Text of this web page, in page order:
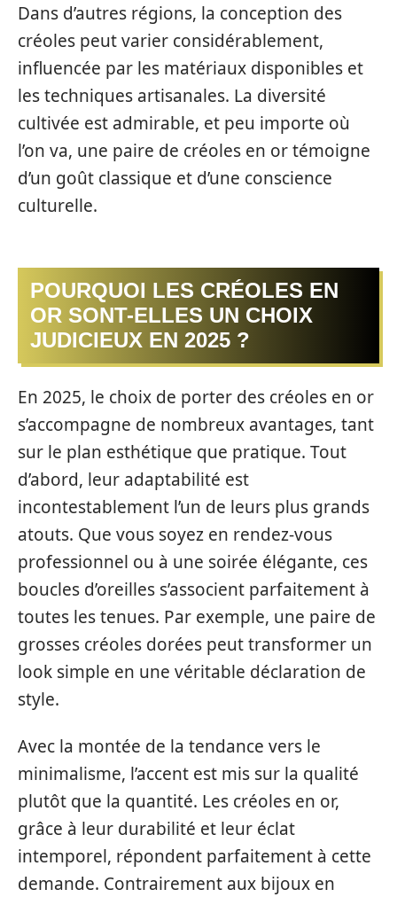
Dans d’autres régions, la conception des
créoles peut varier considérablement,
influencée par les matériaux disponibles et
les techniques artisanales. La diversité
cultivée est admirable, et peu importe où
l’on va, une paire de créoles en or témoigne
d’un goût classique et d’une conscience
culturelle.
POURQUOI LES CRÉOLES EN
OR SONT-ELLES UN CHOIX
JUDICIEUX EN 2025 ?
En 2025, le choix de porter des créoles en or
s’accompagne de nombreux avantages, tant
sur le plan esthétique que pratique. Tout
d’abord, leur adaptabilité est
incontestablement l’un de leurs plus grands
atouts. Que vous soyez en rendez-vous
professionnel ou à une soirée élégante, ces
boucles d’oreilles s’associent parfaitement à
toutes les tenues. Par exemple, une paire de
grosses créoles dorées peut transformer un
look simple en une véritable déclaration de
style.
Avec la montée de la tendance vers le
minimalisme, l’accent est mis sur la qualité
plutôt que la quantité. Les créoles en or,
grâce à leur durabilité et leur éclat
intemporel, répondent parfaitement à cette
demande. Contrairement aux bijoux en